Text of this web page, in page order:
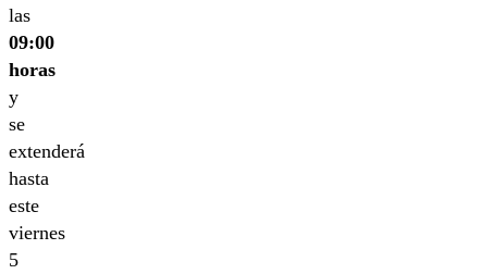
las
09:00
horas
y
se
extenderá
hasta
este
viernes
5